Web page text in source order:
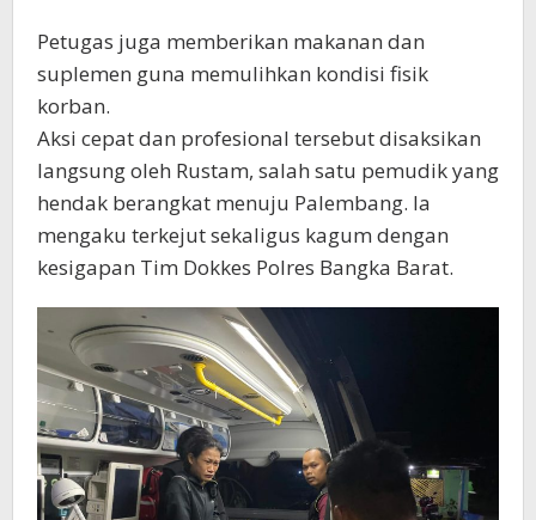
Petugas juga memberikan makanan dan
suplemen guna memulihkan kondisi fisik
korban.
Aksi cepat dan profesional tersebut disaksikan
langsung oleh Rustam, salah satu pemudik yang
hendak berangkat menuju Palembang. Ia
mengaku terkejut sekaligus kagum dengan
kesigapan Tim Dokkes Polres Bangka Barat.